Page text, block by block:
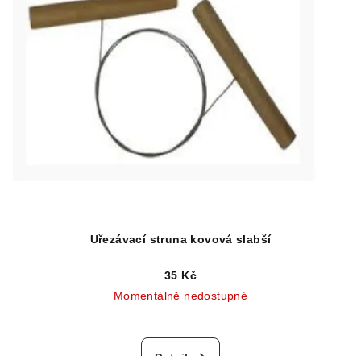
Uřezávací struna kovová slabší
35 Kč
Momentálně nedostupné